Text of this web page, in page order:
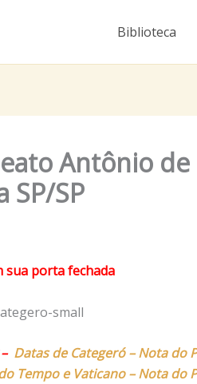
Biblioteca
Antônio de
SP/SP
sua porta fechada
Datas de Categeró – Nota do
Tempo e Vaticano – Nota do